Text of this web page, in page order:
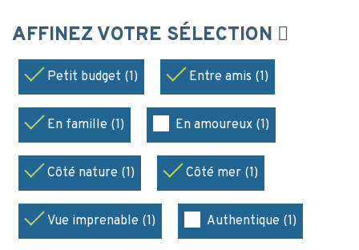
AFFINEZ VOTRE SÉLECTION
Petit budget (1) Entre amis (1)
En famille (1) En amoureux (1)
Côté nature (1) Côté mer (1)
Vue imprenable (1) Authentique (1)